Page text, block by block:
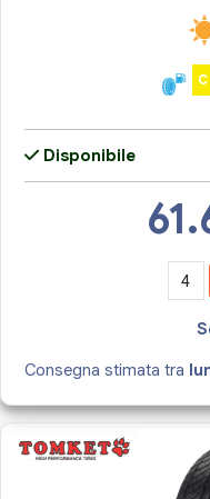
C
Disponibile
Consegna stimata tra